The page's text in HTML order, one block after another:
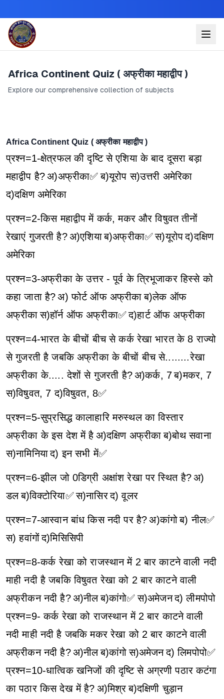
Africa Continent Quiz ( अफ्रीका महाद्वीप )
Explore our comprehensive collection of subjects
Africa Continent Quiz ( अफ्रीका महाद्वीप )
प्रश्न=1-क्षेत्रफल की दृष्टि से एशिया के बाद दूसरा बड़ा
महाद्वीप है?अ)अफ्रीका✅ ब)यूरोपस)उत्तरी अमेरिका
द)दक्षिण अमेरिका
प्रश्न=2-किस महाद्वीप में कर्क, मकर और विषुवत तीनों
रेखाएं गुजरती है?अ)एशियाब)अफ्रीका✅स)यूरोपद)दक्षिण
अमेरिका
प्रश्न=3-अफ्रीका के उत्तर - पूर्व के त्रिभूजाकर हिस्से को
कहा जाता है? अ) फोर्ट ऑफ अफ्रीका ब)लेक ऑफ
अफ्रीका स)हॉर्न ऑफ अफ्रीका✅द)हार्ट ऑफ अफ्रीका
प्रश्न=4-भारत के बीचों बीच से कर्क रेखा भारत के 8 राज्यो
से गुजरती है जबकि अफ्रीका के बीचों बीच से........रेखा
अफ्रीका के..... देशों से गुजरती है?अ)कर्क, 7ब)मकर, 7
स)विषुवत, 7द)विषुवत, 8✅
प्रश्न=5-सुप्रसिद्ध कालाहारि मरुस्थल का विस्तार
अफ्रीका के इस देश में है अ)दक्षिण अफ्रीका ब)बोथ सवाना
स)नामिनियाद) इन सभी में✅
प्रश्न=6-झील जो 0डिग्री अक्षांश रेखा पर स्थित है?अ)
डलब)विक्टोरिया✅स)नासिरद) वूलर
प्रश्न=7-आस्वान बांध किस नदी पर है?अ)कांगोब) नील✅
स) हवांगोंद)मिसिसिपी
प्रश्न=8-कर्क रेखा को राजस्थान में 2 बार काटने वाली नदी
माही नदी है जबकि विषुवत रेखा को 2 बार काटने वाली
अफ्रीकन नदी है?अ)नीलब)कांगो✅ स)अमेजनद) लीमपोपो
प्रश्न=9- कर्क रेखा को राजस्थान में 2 बार काटने वाली
नदी माही नदी है जबकि मकर रेखा को 2 बार काटने वाली
अफ्रीकन नदी है?अ)नीलब)कांगो स)अमेजनद) लिमपोपो✅
प्रश्न=10-धात्विक खनिजों की दृष्टि से अग्रणी पठार कटंगा
का पठार किस देख में है? अ)मिश्र ब)दक्षिणी चुड़ान